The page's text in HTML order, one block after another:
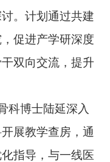
。计划通过共建
促进产学研深度
双向交流，提升
博士陆延深入
展教学查房，通
指导，与一线医